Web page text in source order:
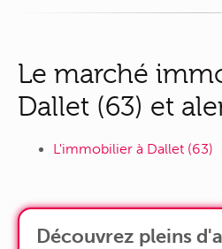
Le marché
Dallet (63) et
L'immobilier à Dallet (63)
Découvrez pleins